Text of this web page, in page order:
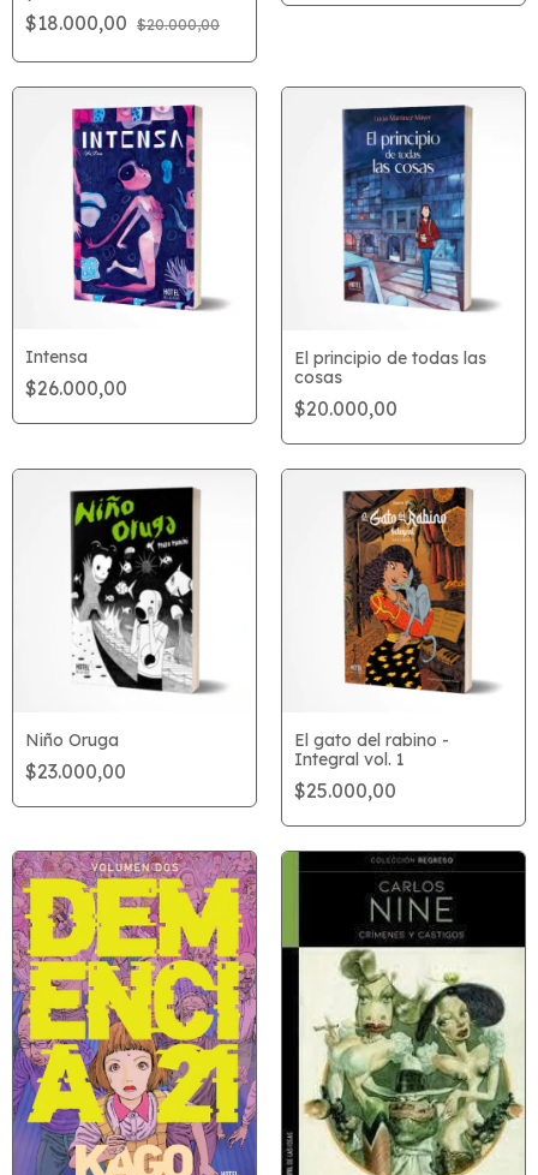
$18.000,00 $20.000,00
Intensa
$26.000,00
El principio de todas las
cosas
$20.000,00
Niño Oruga
$23.000,00
El gato del rabino -
Integral vol. 1
$25.000,00